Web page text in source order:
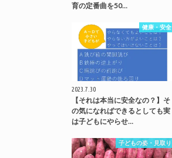
育の定番曲を50…
健康・安全
2023.7.30
【それは本当に安全なの？】そ
の気になればできるとしても実
は子どもにやらせ…
子どもの姿・見取り